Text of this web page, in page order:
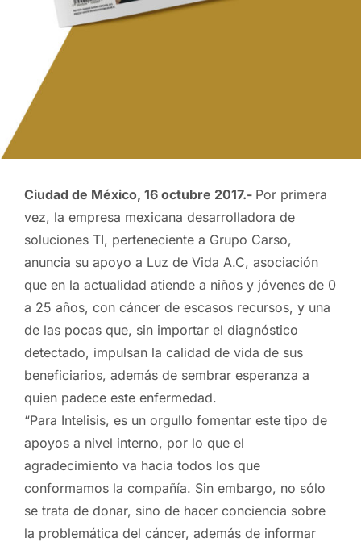
Ciudad de México, 16 octubre 2017.- Por primera
vez, la empresa mexicana desarrolladora de
soluciones TI, perteneciente a Grupo Carso,
anuncia su apoyo a Luz de Vida A.C, asociación
que en la actualidad atiende a niños y jóvenes de 0
a 25 años, con cáncer de escasos recursos, y una
de las pocas que, sin importar el diagnóstico
detectado, impulsan la calidad de vida de sus
beneficiarios, además de sembrar esperanza a
quien padece este enfermedad.
“Para Intelisis, es un orgullo fomentar este tipo de
apoyos a nivel interno, por lo que el
agradecimiento va hacia todos los que
conformamos la compañía. Sin embargo, no sólo
se trata de donar, sino de hacer conciencia sobre
la problemática del cáncer, además de informar